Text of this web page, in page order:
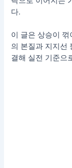
다.
이 글은 상승이
의 본질과 지지선
결해 실전 기준으